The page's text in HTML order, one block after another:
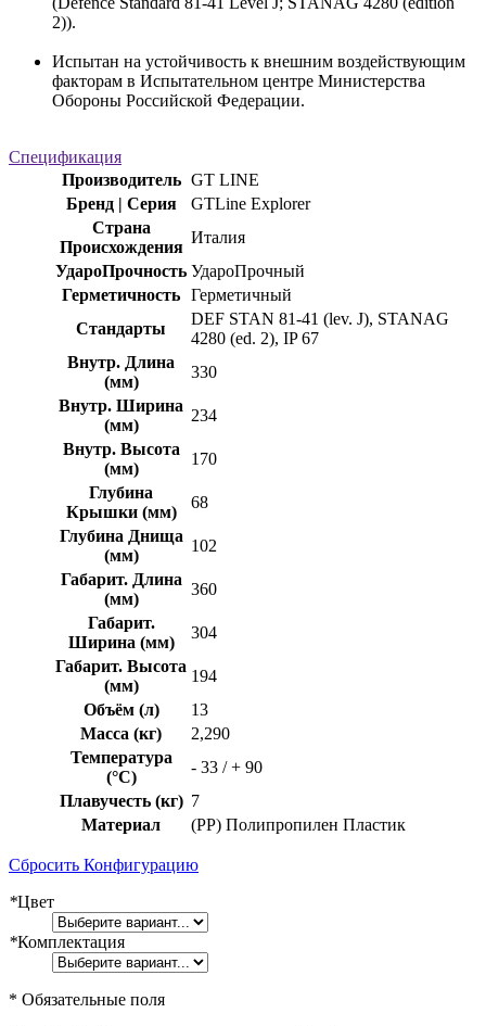
2)).
Испытан на устойчивость к внешним воздействующим
факторам в Испытательном центре Министерства
Обороны Российской Федерации.
Спецификация
Производитель GT LINE
Бренд | Серия
GTLine Explorer
Страна
Происхождения
Италия
УдароПрочность УдароПрочный
Герметичность Герметичный
Стандарты
DEF STAN 81-41 (lev. J), STANAG
4280 (ed. 2), IP 67
Внутр. Длина
(мм)
330
Внутр. Ширина
(мм)
234
Внутр. Высота
(мм)
170
Глубина
Крышки (мм)
68
Глубина Днища
(мм)
102
Габарит. Длина
(мм)
360
Габарит.
Ширина (мм)
304
Габарит. Высота
(мм)
194
Объём (л)
13
Масса (кг)
2,290
Температура
(°C)
- 33 / + 90
Плавучесть (кг) 7
Материал
(PP) Полипропилен Пластик
Сбросить Конфигурацию
*Цвет
*Комплектация
* Обязательные поля